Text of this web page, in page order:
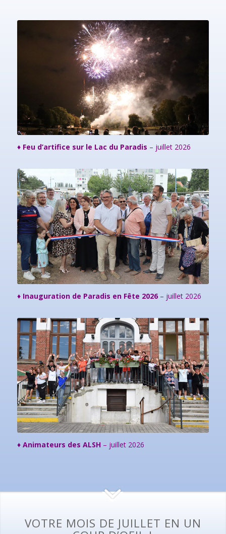
♦ Feu d’artifice sur le Lac du Paradis – juillet 2026
♦ Inauguration de Paradis en Fête 2026 – juillet 2026
♦ Animateurs des ALSH – juillet 2026
VOTRE MOIS DE JUILLET EN UN